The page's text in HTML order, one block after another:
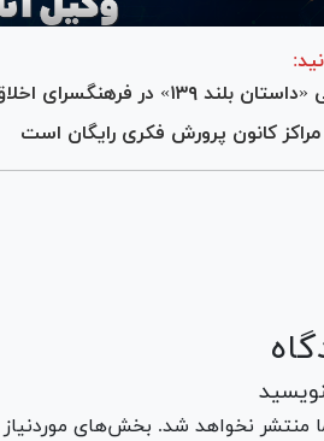
۱۳۹» در فرهنگسرای اخلاق
کانون پرورش فکری رایگان است
منتشر نخواهد شد. بخش‌های